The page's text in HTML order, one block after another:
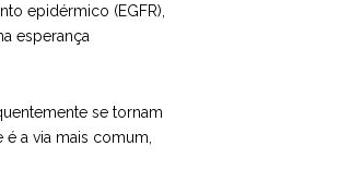
epidérmico (EGFR),
esperança
se tornam
a via mais comum,